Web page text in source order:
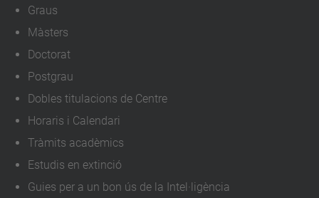
Graus
Màsters
Doctorat
Postgrau
Dobles titulacions de Centre
Horaris i Calendari
Tràmits acadèmics
Estudis en extinció
Guies per a un bon ús de la Intel·ligència